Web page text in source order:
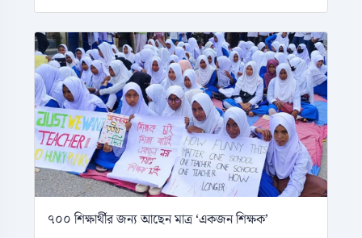
৭০০ শিক্ষার্থীর জন্য আছেন মাত্র ‘একজন শিক্ষক’